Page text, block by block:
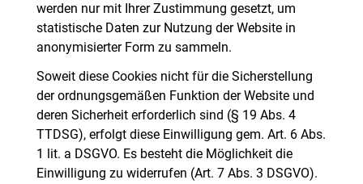
werden nur mit Ihrer Zustimmung gesetzt, um
statistische Daten zur Nutzung der Website in
anonymisierter Form zu sammeln.
Soweit diese Cookies nicht für die Sicherstellung
der ordnungsgemäßen Funktion der Website und
deren Sicherheit erforderlich sind (§ 19 Abs. 4
TTDSG), erfolgt diese Einwilligung gem. Art. 6 Abs.
1 lit. a DSGVO. Es besteht die Möglichkeit die
Einwilligung zu widerrufen (Art. 7 Abs. 3 DSGVO).